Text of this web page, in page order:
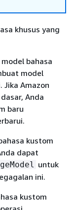
khusus yang
bahasa
model
Jika Amazon
Anda
baru
kustom
dapat
untuk
ini.
kustom